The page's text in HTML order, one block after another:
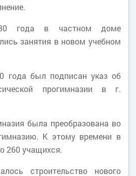
года в частном доме
занятия в новом учебном
года был подписан указ об
прогимназии в г.
была преобразована во
К этому времени в
260 учащихся.
строительство нового